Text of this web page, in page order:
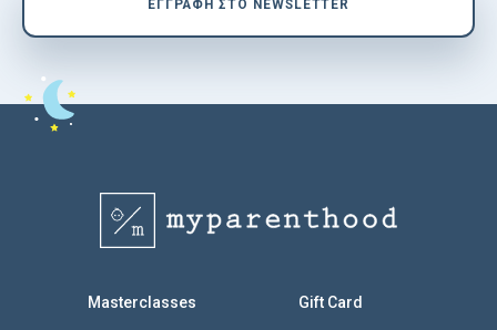
EΓΓΡΑΦΗ ΣΤΟ NEWSLETTER
Masterclasses Gift Card